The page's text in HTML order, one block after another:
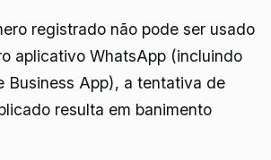
registrado não pode ser usado
aplicativo WhatsApp (incluindo
Business App), a tentativa de
resulta em banimento